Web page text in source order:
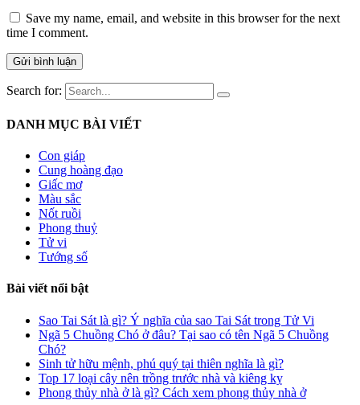
Save my name, email, and website in this browser for the next
time I comment.
Search for:
DANH MỤC BÀI VIẾT
Con giáp
Cung hoàng đạo
Giấc mơ
Màu sắc
Nốt ruồi
Phong thuỷ
Tử vi
Tướng số
Bài viết nổi bật
Sao Tai Sát là gì? Ý nghĩa của sao Tai Sát trong Tử Vi
Ngã 5 Chuồng Chó ở đâu? Tại sao có tên Ngã 5 Chuồng
Chó?
Sinh tử hữu mệnh, phú quý tại thiên nghĩa là gì?
Top 17 loại cây nên trồng trước nhà và kiêng kỵ
Phong thủy nhà ở là gì? Cách xem phong thủy nhà ở